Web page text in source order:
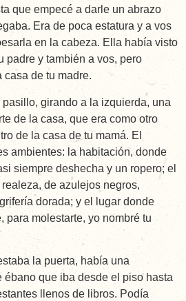
que empecé a darle un abrazo
Era de poca estatura y a vos
en la cabeza. Ella había visto
padre y también a vos, pero
casa de tu madre.
girando a la izquierda, una
de la casa, que era como otro
de la casa de tu mamá. El
ambientes: la habitación, donde
siempre deshecha y un ropero; el
de azulejos negros,
dorada; y el lugar donde
para molestarte, yo nombré tu
la puerta, había una
ébano que iba desde el piso hasta
llenos de libros. Podía